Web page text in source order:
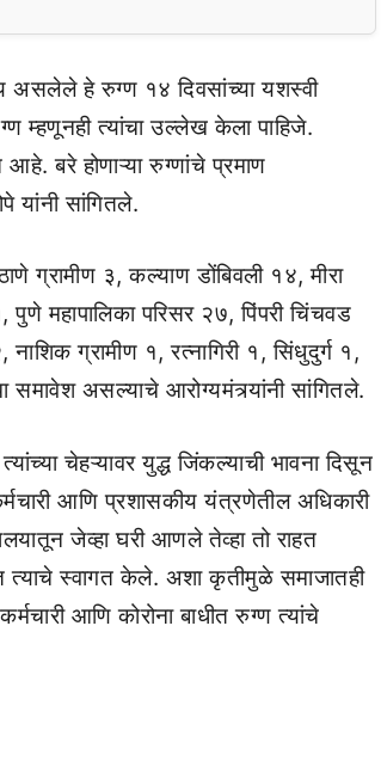
असलेले हे रुग्ण १४ दिवसांच्या यशस्वी
म्हणूनही त्यांचा उल्लेख केला पाहिजे.
आहे. बरे होणाऱ्या रुग्णांचे प्रमाण
यांनी सांगितले.
ग्रामीण ३, कल्याण डोंबिवली १४, मीरा
महापालिका परिसर २७, पिंपरी चिंचवड
ग्रामीण १, रत्नागिरी १, सिंधुदुर्ग १,
असल्याचे आरोग्यमंत्र्यांनी सांगितले.
चेहऱ्यावर युद्ध जिंकल्याची भावना दिसून
आणि प्रशासकीय यंत्रणेतील अधिकारी
जेव्हा घरी आणले तेव्हा तो राहत
त्याचे स्वागत केले. अशा कृतीमुळे समाजातही
आणि कोरोना बाधीत रुग्ण त्यांचे